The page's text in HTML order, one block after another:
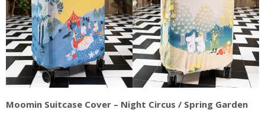
Moomin Suitcase Cover – Night Circus / Spring Garden